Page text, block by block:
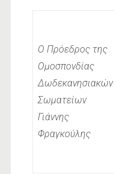
Ο Πρόεδρος της
Ομοσπονδίας
Δωδεκανησιακών
Σωματείων
Γιάννης
Φραγκούλης